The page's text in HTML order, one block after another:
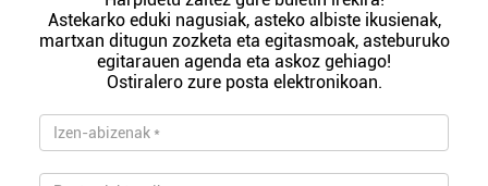
Astekarko eduki nagusiak, asteko albiste ikusienak,
martxan ditugun zozketa eta egitasmoak, asteburuko
egitarauen agenda eta askoz gehiago!
Ostiralero zure posta elektronikoan.